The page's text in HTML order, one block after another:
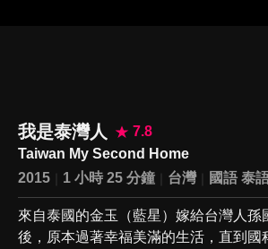
我是泰灣人
7.8
Taiwan My Second Home
2015
1 小時 25 分鐘 台灣 國語 泰
來自泰國的金玉（藍星）嫁給台灣人孫
後，原本過著幸福美滿的生活，直到國